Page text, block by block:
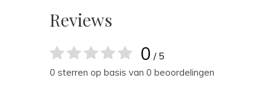
Reviews
0 / 5
0 sterren op basis van 0 beoordelingen